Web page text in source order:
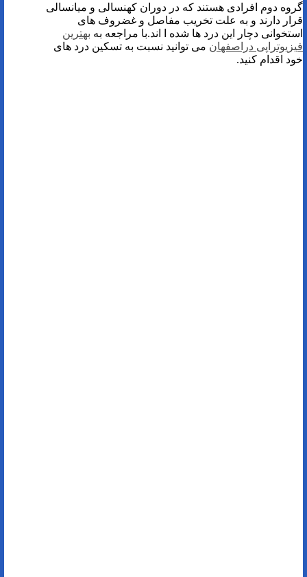
گروه دوم افرادی هستند که در دوران کهنسالی و میانسالی
قرار دارند و به علت تخریب مفاصل و غضروف های
استخوانی دچار این درد ها شده ا اند.با مراجعه به بهترین
فیزیوتراپی دراصفهان می توانید نسبت به تسکین درد های
خود اقدام کنید.